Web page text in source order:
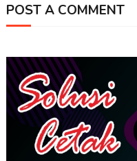
POST A COMMENT